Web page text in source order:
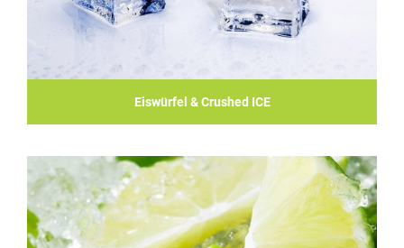
Eiswürfel & Crushed ICE